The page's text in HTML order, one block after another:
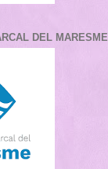
DEL MARESME